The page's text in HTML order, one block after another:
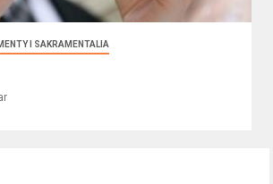
I SAKRAMENTALIA